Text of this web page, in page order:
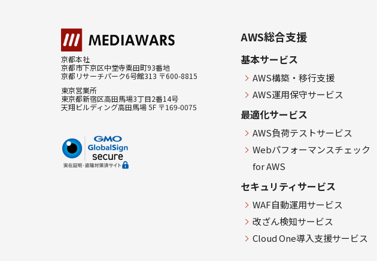
京都本社
京都市下京区中堂寺粟田町93番地
京都リサーチパーク6号館313 〒600-8815
東京営業所
東京都新宿区高田馬場3丁目2番14号
天翔ビルディング高田馬場 5F 〒169-0075
AWS総合支援
基本サービス
AWS構築・移行支援
AWS運用保守サービス
最適化サービス
AWS負荷テストサービス
Webパフォーマンスチェック
for AWS
セキュリティサービス
WAF自動運用サービス
改ざん検知サービス
Cloud One導入支援サービス